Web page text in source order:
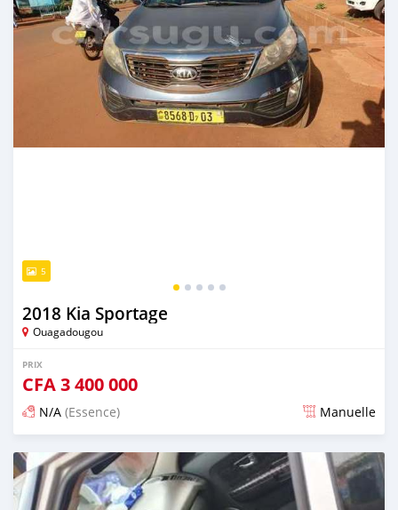
5
2018 Kia Sportage
Ouagadougou
PRIX
CFA3 400 000
N/A (Essence) Manuelle
Publié il y a environ 8 heures